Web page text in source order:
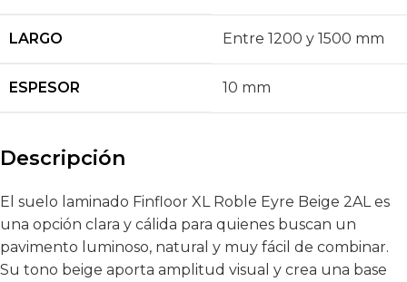
LARGO Entre 1200 y 1500 mm
ESPESOR 10 mm
Descripción
El suelo laminado Finfloor XL Roble Eyre Beige 2AL es
una opción clara y cálida para quienes buscan un
pavimento luminoso, natural y muy fácil de combinar.
Su tono beige aporta amplitud visual y crea una base